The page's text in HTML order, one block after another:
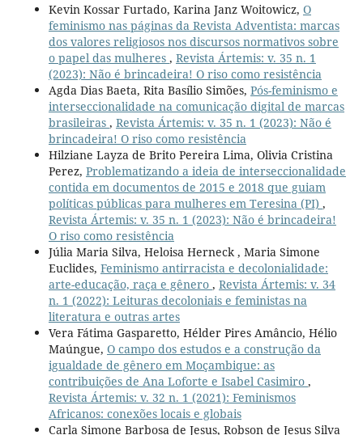
Kevin Kossar Furtado, Karina Janz Woitowicz, O
feminismo nas páginas da Revista Adventista: marcas
dos valores religiosos nos discursos normativos sobre
o papel das mulheres , Revista Ártemis: v. 35 n. 1
(2023): Não é brincadeira! O riso como resistência
Agda Dias Baeta, Rita Basílio Simões, Pós-feminismo e
interseccionalidade na comunicação digital de marcas
brasileiras , Revista Ártemis: v. 35 n. 1 (2023): Não é
brincadeira! O riso como resistência
Hilziane Layza de Brito Pereira Lima, Olivia Cristina
Perez, Problematizando a ideia de interseccionalidade
contida em documentos de 2015 e 2018 que guiam
políticas públicas para mulheres em Teresina (PI) ,
Revista Ártemis: v. 35 n. 1 (2023): Não é brincadeira!
O riso como resistência
Júlia Maria Silva, Heloisa Herneck , Maria Simone
Euclides, Feminismo antirracista e decolonialidade:
arte-educação, raça e gênero , Revista Ártemis: v. 34
n. 1 (2022): Leituras decoloniais e feministas na
literatura e outras artes
Vera Fátima Gasparetto, Hélder Pires Amâncio, Hélio
Maúngue, O campo dos estudos e a construção da
igualdade de gênero em Moçambique: as
contribuições de Ana Loforte e Isabel Casimiro ,
Revista Ártemis: v. 32 n. 1 (2021): Feminismos
Africanos: conexões locais e globais
Carla Simone Barbosa de Jesus, Robson de Jesus Silva